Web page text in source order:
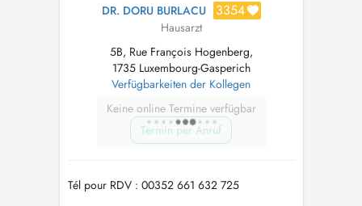
DR. DORU BURLACU 3354
Hausarzt
5B, Rue François Hogenberg,
1735 Luxembourg-Gasperich
Verfügbarkeiten der Kollegen
Keine online Termine verfügbar
Termin per Anruf
Tél pour RDV : 00352 661 632 725